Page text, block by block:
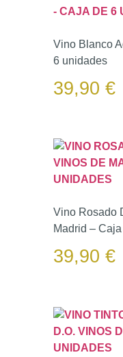
Vino Blanco
6 unidades
39,90 €
Vino Rosado
Madrid –
39,90 €